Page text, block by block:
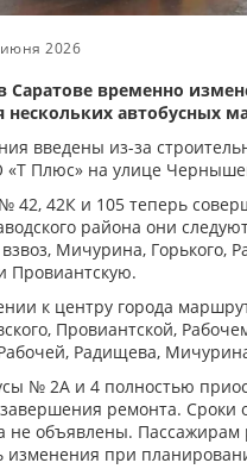
2026
Саратове временно
нескольких автобусных
введены из-за
«Т Плюс» на улице
42, 42К и 105 теперь
района они
Мичурина, Горького,
Провиантскую.
к центру города
Провиантской,
Рабочей, Радищева,
№ 2А и 4 полностью
ремонта. Сроки
не объявлены. Пассажирам
изменения при